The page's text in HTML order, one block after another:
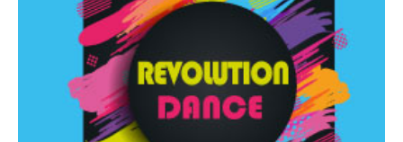
Revolution Dance
Rassegna di danza contemporanea – I Edizione